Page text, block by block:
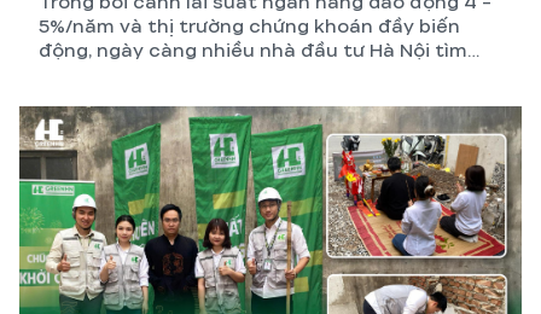
5%/năm và thị trường chứng khoán đầy biến
động, ngày càng nhiều nhà đầu tư Hà Nội tìm
tiền – CCMN – căn hộ dịch vụ.